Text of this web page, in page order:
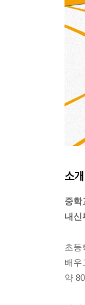
소개
중학
내신
초등
배우
약